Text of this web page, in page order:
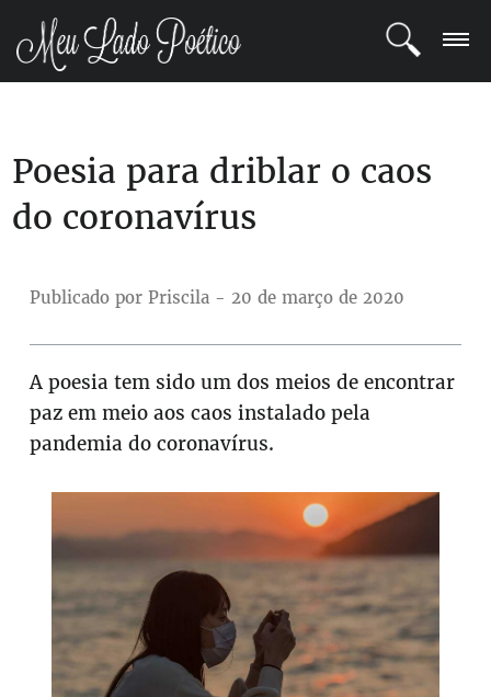
REGISTRO
POETAS
Poesia para driblar o caos
do coronavírus
Publicado por Priscila - 20 de março de 2020
A poesia tem sido um dos meios de encontrar
paz em meio aos caos instalado pela
pandemia do coronavírus.